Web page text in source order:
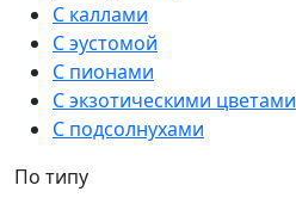
С каллами
С эустомой
С пионами
С экзотическими цветами
С подсолнухами
По типу